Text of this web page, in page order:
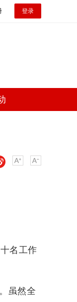
登录
名工作
虽然全